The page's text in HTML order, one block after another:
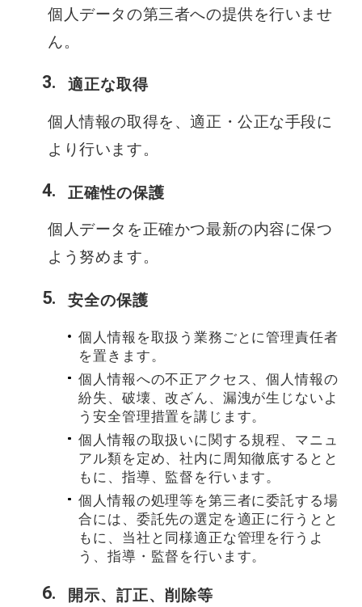
個人データの第三者への提供を行いませ
ん。
適正な取得
個人情報の取得を、適正・公正な手段に
より行います。
正確性の保護
個人データを正確かつ最新の内容に保つ
よう努めます。
安全の保護
個人情報を取扱う業務ごとに管理責任者
を置きます。
個人情報への不正アクセス、個人情報の
紛失、破壊、改ざん、漏洩が生じないよ
う安全管理措置を講じます。
個人情報の取扱いに関する規程、マニュ
アル類を定め、社内に周知徹底するとと
もに、指導、監督を行います。
個人情報の処理等を第三者に委託する場
合には、委託先の選定を適正に行うとと
もに、当社と同様適正な管理を行うよ
う、指導・監督を行います。
開示、訂正、削除等